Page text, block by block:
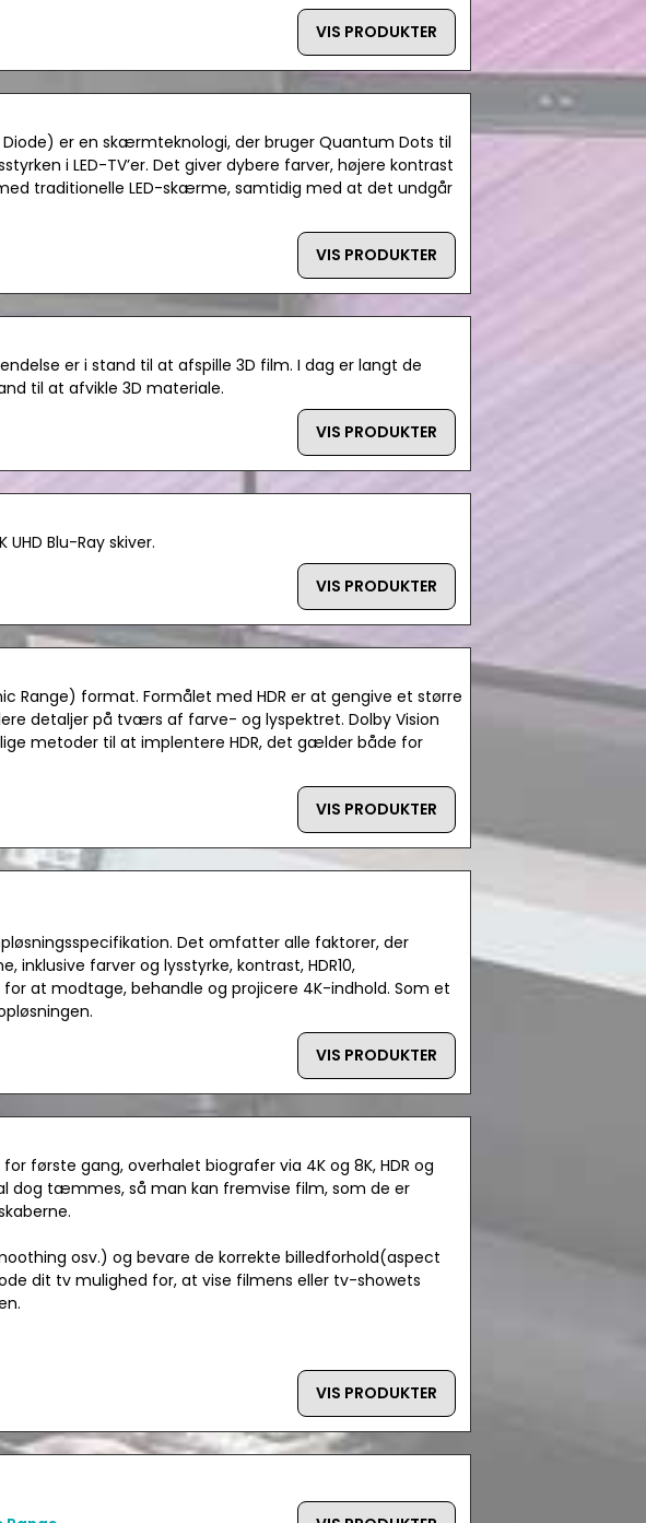
VIS PRODUKTER
er en skærmteknologi, der bruger Quantum Dots til
i LED-TV’er. Det giver dybere farver, højere kontrast
traditionelle LED-skærme, samtidig med at det undgår
VIS PRODUKTER
er i stand til at afspille 3D film. I dag er langt de
til at afvikle 3D materiale.
VIS PRODUKTER
Blu-Ray skiver.
VIS PRODUKTER
Range) format. Formålet med HDR er at gengive et større
detaljer på tværs af farve- og lyspektret. Dolby Vision
metoder til at implentere HDR, det gælder både for
VIS PRODUKTER
Det omfatter alle faktorer, der
inklusive farver og lysstyrke, kontrast, HDR10,
at modtage, behandle og projicere 4K-indhold. Som et
VIS PRODUKTER
første gang, overhalet biografer via 4K og 8K, HDR og
dog tæmmes, så man kan fremvise film, som de er
osv.) og bevare de korrekte billedforhold(aspect
dit tv mulighed for, at vise filmens eller tv-showets
VIS PRODUKTER